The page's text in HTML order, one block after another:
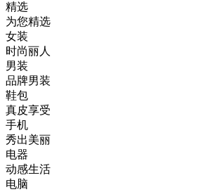
精选
为您精选
女装
时尚丽人
男装
品牌男装
鞋包
真皮享受
手机
秀出美丽
电器
动感生活
电脑